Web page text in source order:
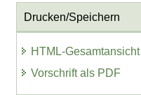
Drucken/Speichern
HTML-Gesamtansicht
Vorschrift als PDF